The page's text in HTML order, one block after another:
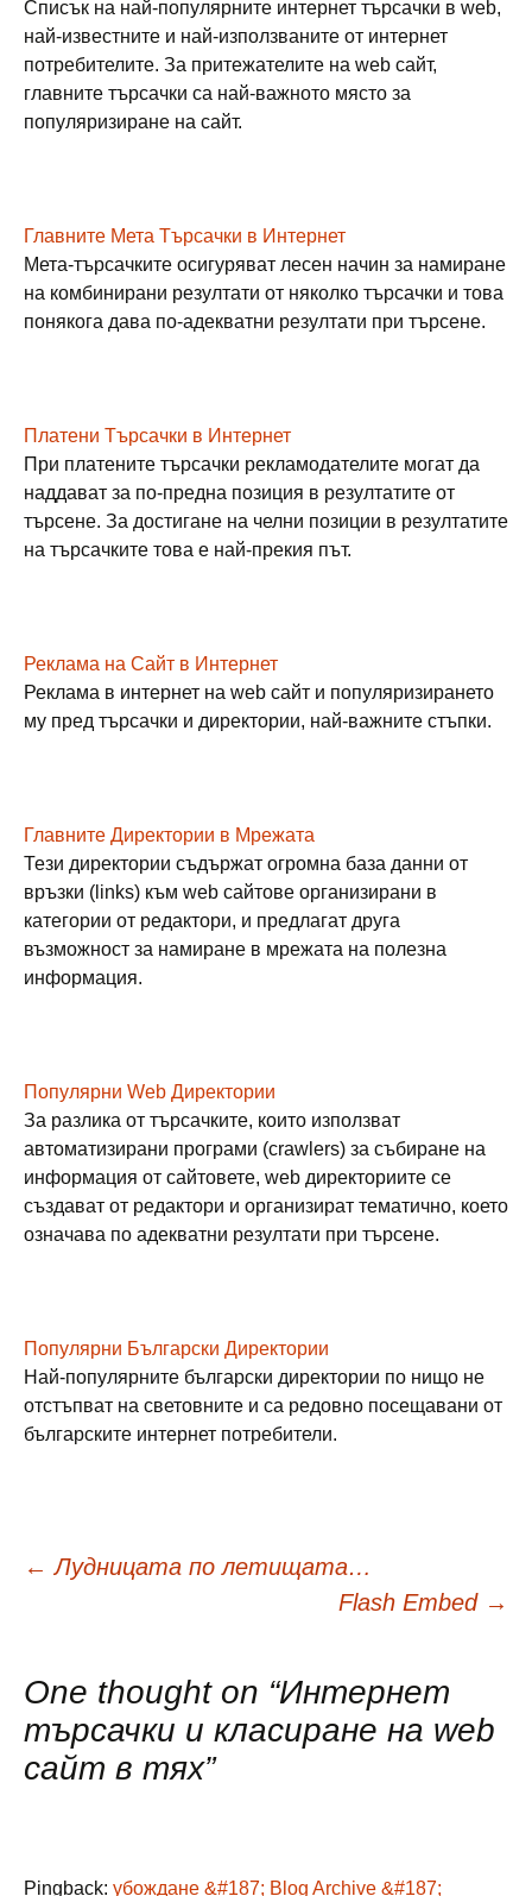
Списък на най-популярните интернет търсачки в web,
най-известните и най-използваните от интернет
потребителите. За притежателите на web сайт,
главните търсачки са най-важното място за
популяризиране на сайт.
Главните Мета Търсачки в Интернет
Мета-търсачките осигуряват лесен начин за намиране
на комбинирани резултати от няколко търсачки и това
понякога дава по-адекватни резултати при търсене.
Платени Търсачки в Интернет
При платените търсачки рекламодателите могат да
наддават за по-предна позиция в резултатите от
търсене. За достигане на челни позиции в резултатите
на търсачките това е най-прекия път.
Реклама на Сайт в Интернет
Реклама в интернет на web сайт и популяризирането
му пред търсачки и директории, най-важните стъпки.
Главните Директории в Мрежата
Тези директории съдържат огромна база данни от
връзки (links) към web сайтове организирани в
категории от редактори, и предлагат друга
възможност за намиране в мрежата на полезна
информация.
Популярни Web Директории
За разлика от търсачките, които използват
автоматизирани програми (crawlers) за събиране на
информация от сайтовете, web директориите се
създават от редактори и организират тематично, което
означава по адекватни резултати при търсене.
Популярни Български Директории
Най-популярните български директории по нищо не
отстъпват на световните и са редовно посещавани от
българските интернет потребители.
Навигация
публикациите
← Лудницата по летищата…
Flash Embed →
One thought on “Интернет
търсачки и класиране на web
сайт в тях”
Pingback: убождане &#187; Blog Archive &#187;